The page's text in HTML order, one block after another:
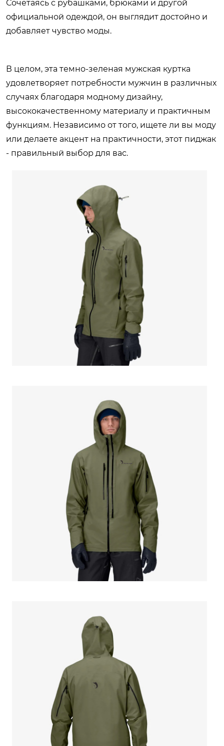
Сочетаясь с рубашками, брюками и другой
официальной одеждой, он выглядит достойно и
добавляет чувство моды.
В целом, эта темно-зеленая мужская куртка
удовлетворяет потребности мужчин в различных
случаях благодаря модному дизайну,
высококачественному материалу и практичным
функциям. Независимо от того, ищете ли вы моду
или делаете акцент на практичности, этот пиджак
- правильный выбор для вас.